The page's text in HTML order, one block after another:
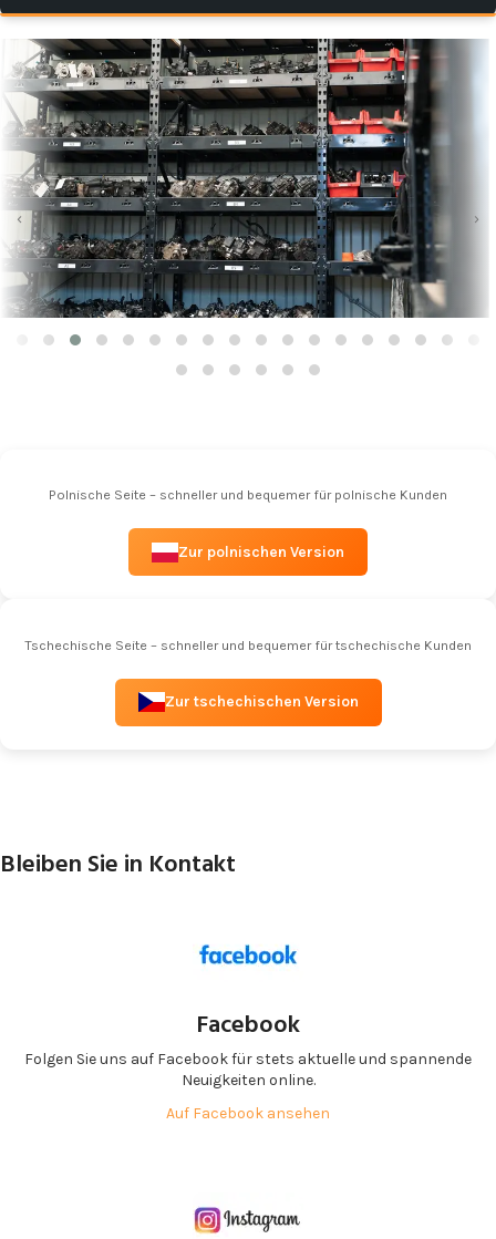
‹ ›
Polnische Seite – schneller und bequemer für polnische Kunden
Zur polnischen Version
Tschechische Seite – schneller und bequemer für tschechische Kunden
Zur tschechischen Version
Bleiben Sie in Kontakt
Facebook
Folgen Sie uns auf Facebook für stets aktuelle und spannende
Neuigkeiten online.
Auf Facebook ansehen